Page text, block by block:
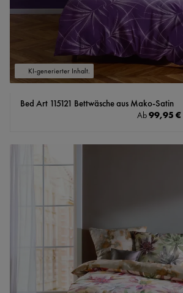
KI-generierter Inhalt.
Bed Art 115121 Bettwäsche aus Mako-Satin
Regulärer Preis:
Ab99,95 €